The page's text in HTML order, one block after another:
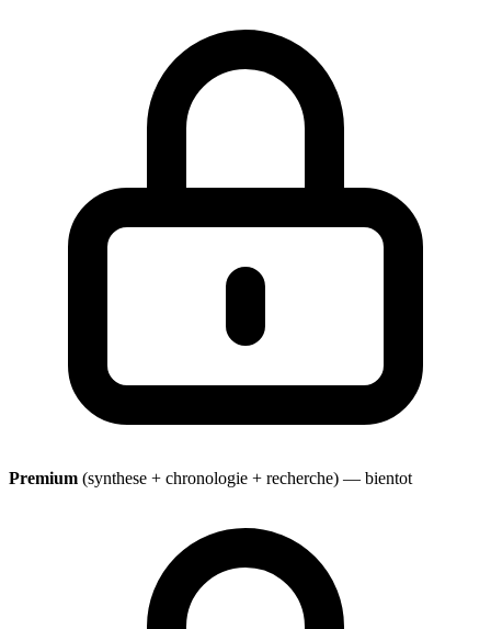
Premium (synthese + chronologie + recherche) — bientot